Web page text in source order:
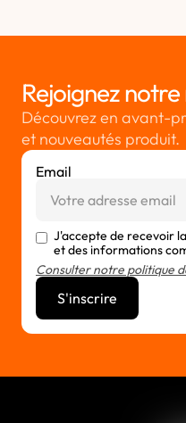
Rejoignez
Découvrez en avant-
et nouveautés produit.
Email
J'accepte de recevoir
et des informations
Consulter notre politique